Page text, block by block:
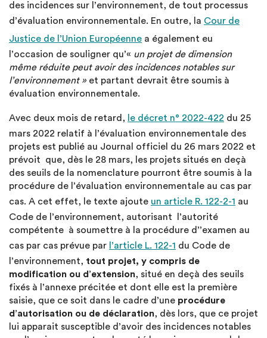
des incidences sur l’environnement, de tout processus
d’évaluation environnementale. En outre, la Cour de
Justice de l’Union Européenne a également eu
l’occasion de souligner qu’« un projet de dimension
même réduite peut avoir des incidences notables sur
l’environnement » et partant devrait être soumis à
évaluation environnementale.
Avec deux mois de retard, le décret n° 2022-422 du 25
mars 2022 relatif à l’évaluation environnementale des
projets est publié au Journal officiel du 26 mars 2022 et
prévoit que, dès le 28 mars, les projets situés en deçà
des seuils de la nomenclature pourront être soumis à la
procédure de l’évaluation environnementale au cas par
cas. A cet effet, le texte ajoute un article R. 122-2-1 au
Code de l’environnement, autorisant l’autorité
compétente à soumettre à la procédure d’’examen au
cas par cas prévue par l’article L. 122-1 du Code de
l’environnement, tout projet, y compris de
modification ou d’extension, situé en deçà des seuils
fixés à l’annexe précitée et dont elle est la première
saisie, que ce soit dans le cadre d’une procédure
d’autorisation ou de déclaration, dès lors, que ce projet
lui apparait susceptible d’avoir des incidences notables